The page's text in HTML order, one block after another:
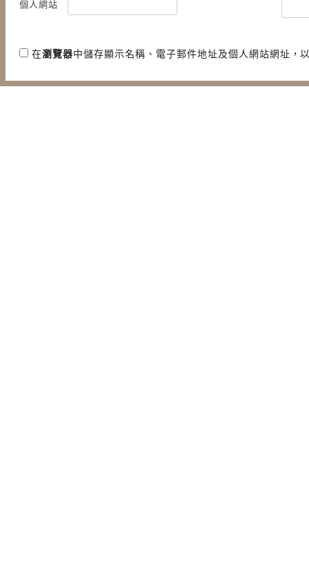
個人網站
在瀏覽器中儲存顯示名稱、電子郵件地址及個人網站網址，